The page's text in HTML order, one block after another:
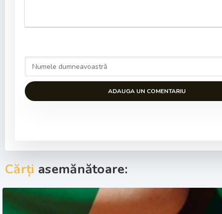
ADAUGA UN COMENTARIU
Cărți asemănătoare: